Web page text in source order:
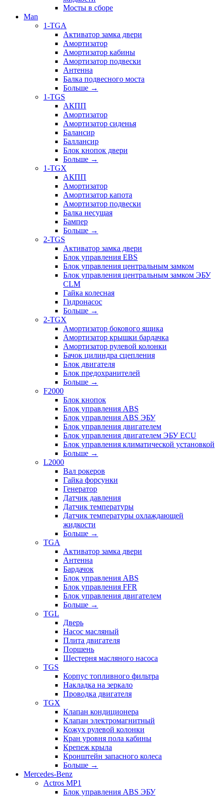
Мосты в сборе
Man
1-TGA
Активатор замка двери
Амортизатор
Амортизатор кабины
Амортизатор подвески
Антенна
Балка подвесного моста
Больше →
1-TGS
АКПП
Амортизатор
Амортизатор сиденья
Балансир
Баллансир
Блок кнопок двери
Больше →
1-TGX
АКПП
Амортизатор
Амортизатор капота
Амортизатор подвески
Балка несущая
Бампер
Больше →
2-TGS
Активатор замка двери
Блок управления EBS
Блок управления центральным замком
Блок управления центральным замком ЭБУ
CLM
Гайка колесная
Гидронасос
Больше →
2-TGX
Амортизатор бокового ящика
Амортизатор крышки бардачка
Амортизатор рулевой колонки
Бачок цилиндра сцепления
Блок двигателя
Блок предохранителей
Больше →
F2000
Блок кнопок
Блок управления ABS
Блок управления ABS ЭБУ
Блок управления двигателем
Блок управления двигателем ЭБУ ECU
Блок управления климатической установкой
Больше →
L2000
Вал рокеров
Гайка форсунки
Генератор
Датчик давления
Датчик температуры
Датчик температуры охлаждающей
жидкости
Больше →
TGA
Активатор замка двери
Антенна
Бардачок
Блок управления ABS
Блок управления FFR
Блок управления двигателем
Больше →
TGL
Дверь
Насос масляный
Плита двигателя
Поршень
Шестерня масляного насоса
TGS
Корпус топливного фильтра
Накладка на зеркало
Проводка двигателя
TGX
Клапан кондиционера
Клапан электромагнитный
Кожух рулевой колонки
Кран уровня пола кабины
Крепеж крыла
Кронштейн запасного колеса
Больше →
Mercedes-Benz
Actros MP1
Блок управления ABS ЭБУ